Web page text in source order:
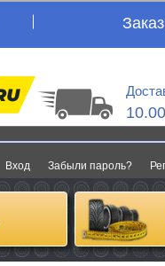
Вход Забыли пароль?